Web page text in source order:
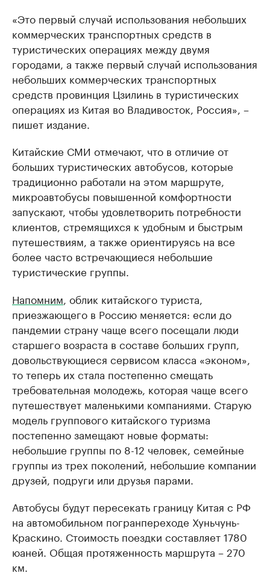
«Это первый случай использования небольших
коммерческих транспортных средств в
туристических операциях между двумя
городами, а также первый случай использования
небольших коммерческих транспортных
средств провинция Цзилинь в туристических
операциях из Китая во Владивосток, Россия», –
пишет издание.
Китайские СМИ отмечают, что в отличие от
больших туристических автобусов, которые
традиционно работали на этом маршруте,
микроавтобусы повышенной комфортности
запускают, чтобы удовлетворить потребности
клиентов, стремящихся к удобным и быстрым
путешествиям, а также ориентируясь на все
более часто встречающиеся небольшие
туристические группы.
Напомним, облик китайского туриста,
приезжающего в Россию меняется: если до
пандемии страну чаще всего посещали люди
старшего возраста в составе больших групп,
довольствующиеся сервисом класса «эконом»,
то теперь их стала постепенно смещать
требовательная молодежь, которая чаще всего
путешествует маленькими компаниями. Старую
модель группового китайского туризма
постепенно замещают новые форматы:
небольшие группы по 8-12 человек, семейные
группы из трех поколений, небольшие компании
друзей, подруги или друзья парами.
Автобусы будут пересекать границу Китая с РФ
на автомобильном погранпереходе Хуньчунь-
Краскино. Стоимость поездки составляет 1780
юаней. Общая протяженность маршрута – 270
км.